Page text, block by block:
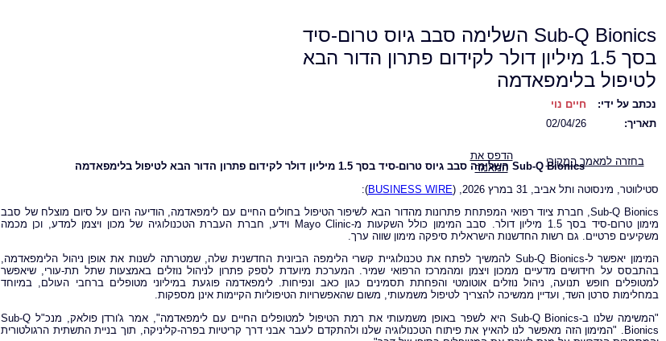
Sub-Q Bionics השלימה סבב גיוס טרום-סיד
בסך 1.5 מיליון דולר לקידום פתרון הדור הבא
לטיפול בלימפאדמה
נכתב על ידי:
חיים נוי
תאריך:
02/04/26
בחזרה למאמר המקורי
הדפס את
המאמר Sub-Q Bionics השלימה סבב גיוס טרום-סיד בסך 1.5 מיליון דולר לקידום פתרון הדור הבא לטיפול בלימפאדמה
סטילווטר, מינסוטה ותל אביב, 31 במרץ 2026, (
BUSINESS WIRE
):
Sub-Q Bionics, חברת ציוד רפואי המפתחת פתרונות מהדור הבא לשיפור הטיפול בחולים החיים עם לימפאדמה, הודיעה היום על סיום מוצלח של סבב
מימון טרום-סיד בסך 1.5 מיליון דולר. סבב המימון כולל השקעות מ-Mayo Clinic וידע, חברת העברת הטכנולוגיה של מכון ויצמן למדע, וכן מכמה
משקיעים פרטיים. גם רשות החדשנות הישראלית סיפקה מימון שווה ערך.
המימון יאפשר ל-Sub-Q Bionics להמשיך לפתח את טכנולוגיית קשרי הלימפה הביונית החדשנית שלה, שמטרתה לשנות את אופן ניהול הלימפאדמה,
בהתבסס על חידושים מדעיים ממכון ויצמן ומהמרכז הרפואי שמיר. המערכת מיועדת לספק פתרון לניהול נוזלים באמצעות שתל תת-עורי, שיאפשר
למטופלים חופש תנועה, ניהול נוזלים אוטומטי והפחתת תסמינים כגון כאב ונפיחות. לימפאדמה פוגעת במיליוני מטופלים ברחבי העולם, במיוחד
במחלימות סרטן השד, ועדיין ממשיכה להצריך לטיפול משמעותי, משום שהאפשרויות הטיפוליות הקיימות אינן מספקות.
"המשימה שלנו ב-Sub-Q Bionics היא לשפר באופן משמעותי את רמת הטיפול למטופלים החיים עם לימפאדמה", אמר ג'ורדן פולאק, מנכ"ל Sub-Q
Bionics. "המימון הזה מאפשר לנו להאיץ את פיתוח הטכנולוגיה שלנו ולהתקדם לעבר אבני דרך קריטיות בפרה-קליניקה, תוך בניית התשתית הרגולטורית